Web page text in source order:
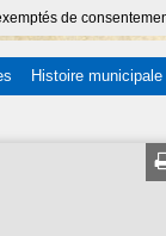
de
Histoire municipale